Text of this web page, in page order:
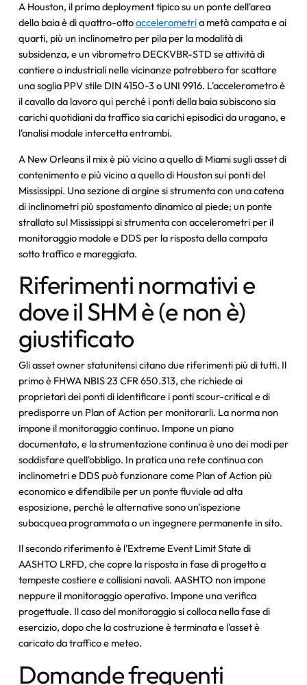
A Houston, il primo deployment tipico su un ponte dell'area
della baia è di quattro-ottoaccelerometria metà campata e ai
quarti, più un inclinometro per pila per la modalità di
subsidenza, e un vibrometro DECKVBR-STD se attività di
cantiere o industriali nelle vicinanze potrebbero far scattare
una soglia PPV stile DIN 4150-3 o UNI 9916. L'accelerometro è
il cavallo da lavoro qui perché i ponti della baia subiscono sia
carichi quotidiani da traffico sia carichi episodici da uragano, e
l'analisi modale intercetta entrambi.
A New Orleans il mix è più vicino a quello di Miami sugli asset di
contenimento e più vicino a quello di Houston sui ponti del
Mississippi. Una sezione di argine si strumenta con una catena
di inclinometri più spostamento dinamico al piede; un ponte
strallato sul Mississippi si strumenta con accelerometri per il
monitoraggio modale e DDS per la risposta della campata
sotto traffico e mareggiata.
Riferimenti normativi e
dove il SHM è (e non è)
giustificato
Gli asset owner statunitensi citano due riferimenti più di tutti. Il
primo è FHWA NBIS 23 CFR 650.313, che richiede ai
proprietari dei ponti di identificare i ponti scour-critical e di
predisporre un Plan of Action per monitorarli. La norma non
impone il monitoraggio continuo. Impone un piano
documentato, e la strumentazione continua è uno dei modi per
soddisfare quell'obbligo. In pratica una rete continua con
inclinometri e DDS può funzionare come Plan of Action più
economico e difendibile per un ponte fluviale ad alta
esposizione, perché le alternative sono un'ispezione
subacquea programmata o un ingegnere permanente in sito.
Il secondo riferimento è l'Extreme Event Limit State di
AASHTO LRFD, che copre la risposta in fase di progetto a
tempeste costiere e collisioni navali. AASHTO non impone
neppure il monitoraggio operativo. Impone una verifica
progettuale. Il caso del monitoraggio si colloca nella fase di
esercizio, dopo che la costruzione è terminata e l'asset è
caricato da traffico e meteo.
Domande frequenti